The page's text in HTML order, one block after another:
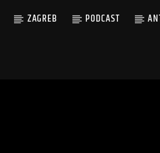
ZAGREB PODCAST